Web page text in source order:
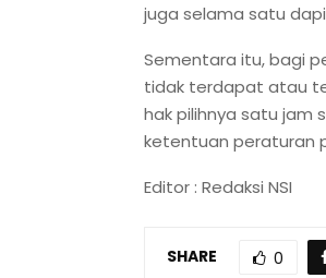
juga selama satu
Sementara itu, bagi
tidak terdapat atau
hak pilihnya satu jam
ketentuan peraturan
Editor : Redaksi NSI
SHARE 0